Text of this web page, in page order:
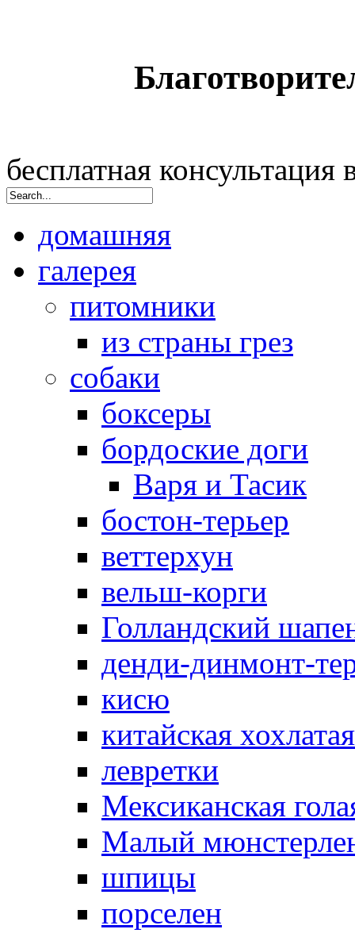
бесплатная
домашняя
галерея
питомники
из страны грез
собаки
боксеры
бордоские доги
Варя и Тасик
бостон-терьер
веттерхун
вельш-корги
Голландский
денди-динмонт-
кисю
китайская
левретки
Мексиканская
Малый
шпицы
порселен